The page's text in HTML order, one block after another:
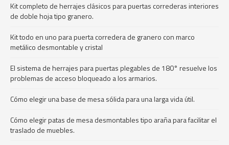
Kit completo de herrajes clásicos para puertas correderas interiores
de doble hoja tipo granero.
Kit todo en uno para puerta corredera de granero con marco
metálico desmontable y cristal
El sistema de herrajes para puertas plegables de 180° resuelve los
problemas de acceso bloqueado a los armarios.
Cómo elegir una base de mesa sólida para una larga vida útil.
Cómo elegir patas de mesa desmontables tipo araña para facilitar el
traslado de muebles.